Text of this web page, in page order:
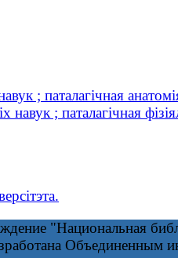
; паталагічная
навук ; паталагічная
"Национальная